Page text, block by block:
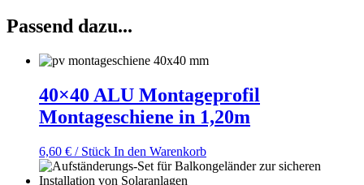
Passend dazu...
40×40 ALU Montageprofil
Montageschiene in 1,20m
6,60 € / Stück In den Warenkorb